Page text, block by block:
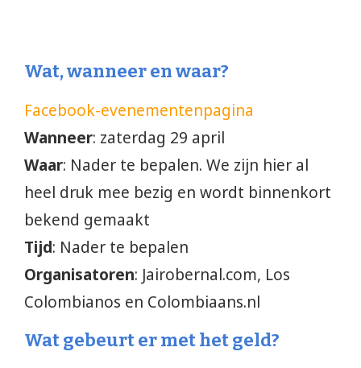
Wat, wanneer en waar?
Facebook-evenementenpagina
Wanneer: zaterdag 29 april
Waar: Nader te bepalen. We zijn hier al
heel druk mee bezig en wordt binnenkort
bekend gemaakt
Tijd: Nader te bepalen
Organisatoren: Jairobernal.com, Los
Colombianos en Colombiaans.nl
Wat gebeurt er met het geld?